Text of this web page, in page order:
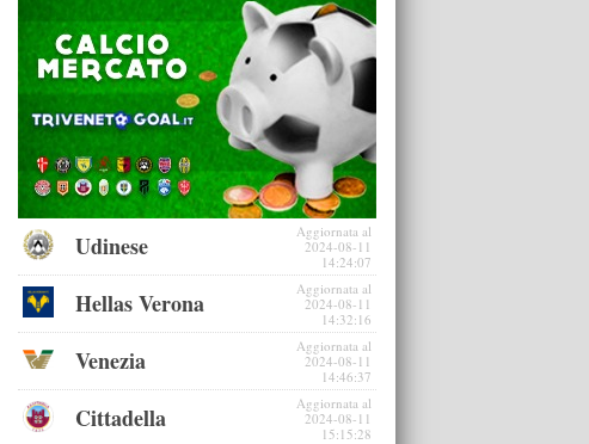
Udinese
Aggiornata al
2024-08-11
14:24:07
Hellas Verona
Aggiornata al
2024-08-11
14:32:16
Venezia
Aggiornata al
2024-08-11
14:46:37
Cittadella
Aggiornata al
2024-08-11
15:15:28